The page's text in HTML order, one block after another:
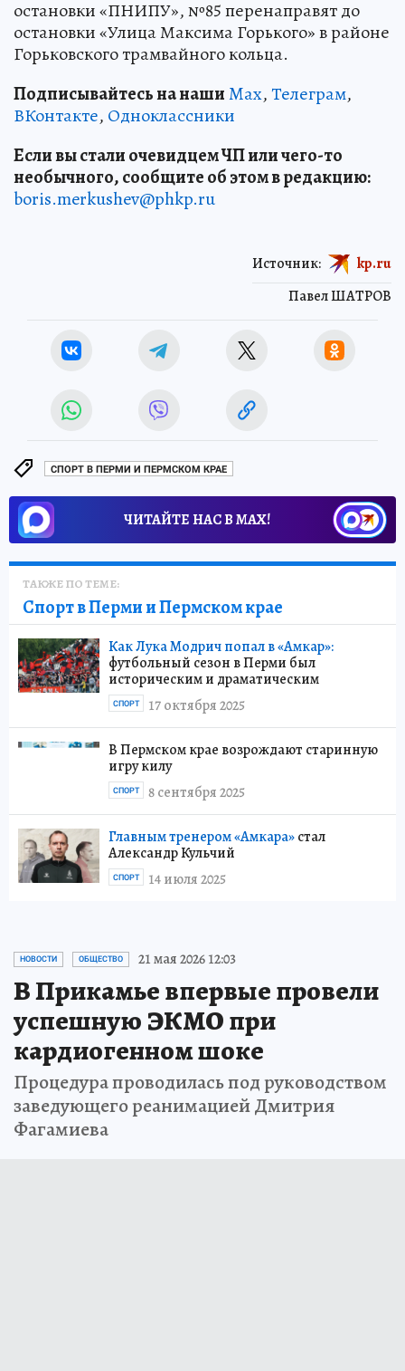
остановки «ПНИПУ», №85 перенаправят до
остановки «Улица Максима Горького» в районе
Горьковского трамвайного кольца.
Подписывайтесь на нашиMax,Телеграм,
ВКонтакте, Одноклассники
Если вы стали очевидцем ЧП или чего-то
необычного, сообщите об этом в редакцию:
boris.merkushev@phkp.ru
Павел ШАТРОВ
Источник: kp.ru
СПОРТ В ПЕРМИ И ПЕРМСКОМ КРАЕ
ЧИТАЙТЕ НАС В МАХ!
ТАКЖЕ ПО ТЕМЕ:
Спорт в Перми и Пермском крае
Как Лука Модрич попал в «Амкар»:
футбольный сезон в Перми был
историческим и драматическим
17 октября 2025
СПОРТ
В Пермском крае возрождают старинную
игру килу
8 сентября 2025
СПОРТ
Главным тренером «Амкара»стал
Александр Кульчий
14 июля 2025
СПОРТ
НОВОСТИ ОБЩЕСТВО 21 мая 2026 12:03
В Прикамье впервые провели
успешную ЭКМО при
кардиогенном шоке
Процедура проводилась под руководством
заведующего реанимацией Дмитрия
Фагамиева